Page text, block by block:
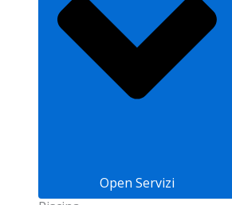
Open Servizi